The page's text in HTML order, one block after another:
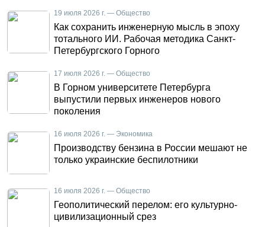
19 июля 2026 г. — Общество
Как сохранить инженерную мысль в эпоху
тотального ИИ. Рабочая методика Санкт-
Петербургского Горного
17 июля 2026 г. — Общество
В Горном университете Петербурга
выпустили первых инженеров нового
поколения
16 июля 2026 г. — Экономика
Производству бензина в России мешают не
только украинские беспилотники
16 июля 2026 г. — Общество
Геополитический перелом: его культурно-
цивилизационный срез